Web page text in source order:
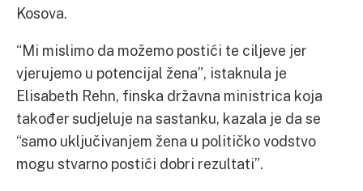
Kosova.
“Mi mislimo da možemo postići te ciljeve jer
vjerujemo u potencijal žena”, istaknula je
Elisabeth Rehn, finska državna ministrica koja
također sudjeluje na sastanku, kazala je da se
“samo uključivanjem žena u političko vodstvo
mogu stvarno postići dobri rezultati”.